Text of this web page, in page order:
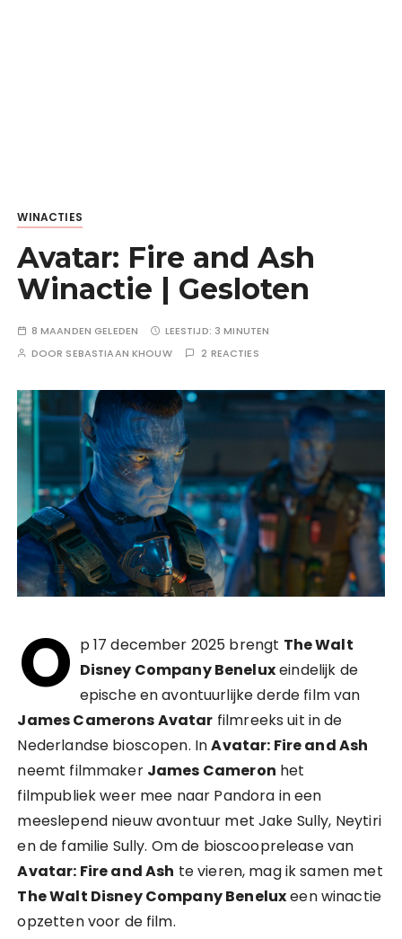
WINACTIES
Avatar: Fire and Ash
Winactie | Gesloten
8 MAANDEN GELEDEN LEESTIJD: 3 MINUTEN
DOOR SEBASTIAAN KHOUW 2 REACTIES
O p 17 december 2025 brengt The Walt
Disney Company Beneluxeindelijk de
epische en avontuurlijke derde film van
James Camerons Avatar filmreeks uit in de
Nederlandse bioscopen. InAvatar: Fire and Ash
neemt filmmaker James Cameron het
filmpubliek weer mee naar Pandora in een
meeslepend nieuw avontuur met Jake Sully, Neytiri
en de familie Sully. Om de bioscooprelease van
Avatar: Fire and Ash te vieren, mag ik samen met
The Walt Disney Company Beneluxeen winactie
opzetten voor de film.